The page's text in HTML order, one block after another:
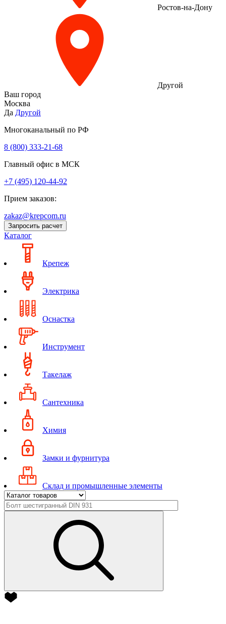
Ростов-на-Дону
Другой
Ваш город
Москва
Да Другой
Многоканальный по РФ
8 (800) 333‑21-68
Главный офис в МСК
+7 (495) 120-44-92
Прием заказов:
zakaz@krepcom.ru
Запросить расчет
Каталог
Крепеж
Электрика
Оснастка
Инструмент
Такелаж
Сантехника
Химия
Замки и фурнитура
Склад и промышленные элементы